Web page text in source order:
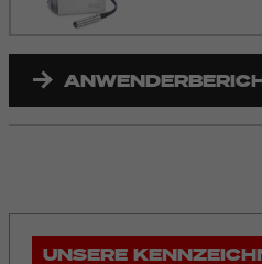
UNSERE